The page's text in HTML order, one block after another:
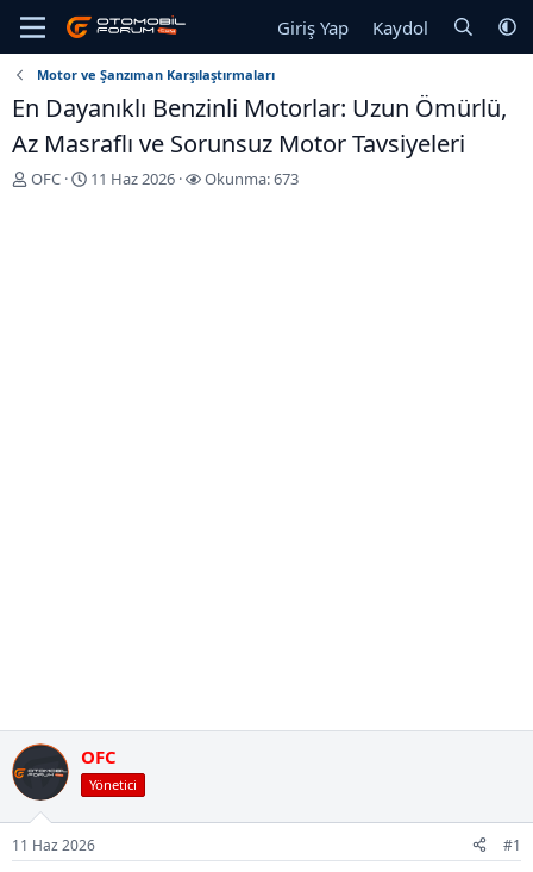
Giriş Yap Kaydol
Motor ve Şanzıman Karşılaştırmaları
En Dayanıklı Benzinli Motorlar: Uzun Ömürlü,
Az Masraflı ve Sorunsuz Motor Tavsiyeleri
K
OFC
B11 Haz 2026 Okunma: 673
OFC
Yönetici
11 Haz 2026 #1